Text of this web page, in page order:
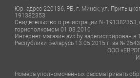
Юр. адрес 220136, РБ, г. Минск, ул.
191382353
Свидетельство о регистрации №
горисполкомом 01.03.2010
Интернет-магазин avs.by зарегистрирован в
Республики Беларусь 13.05.2015 г. за №
ООО
Номера уполномоченных рассматривать